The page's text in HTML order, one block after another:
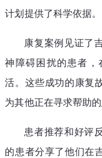
计划提供了科学依据。
康复案例见证了
神障碍困扰的患者
活。这些成功的康复
为其他正在寻求帮助
患者推荐和好评
的患者分享了他们在